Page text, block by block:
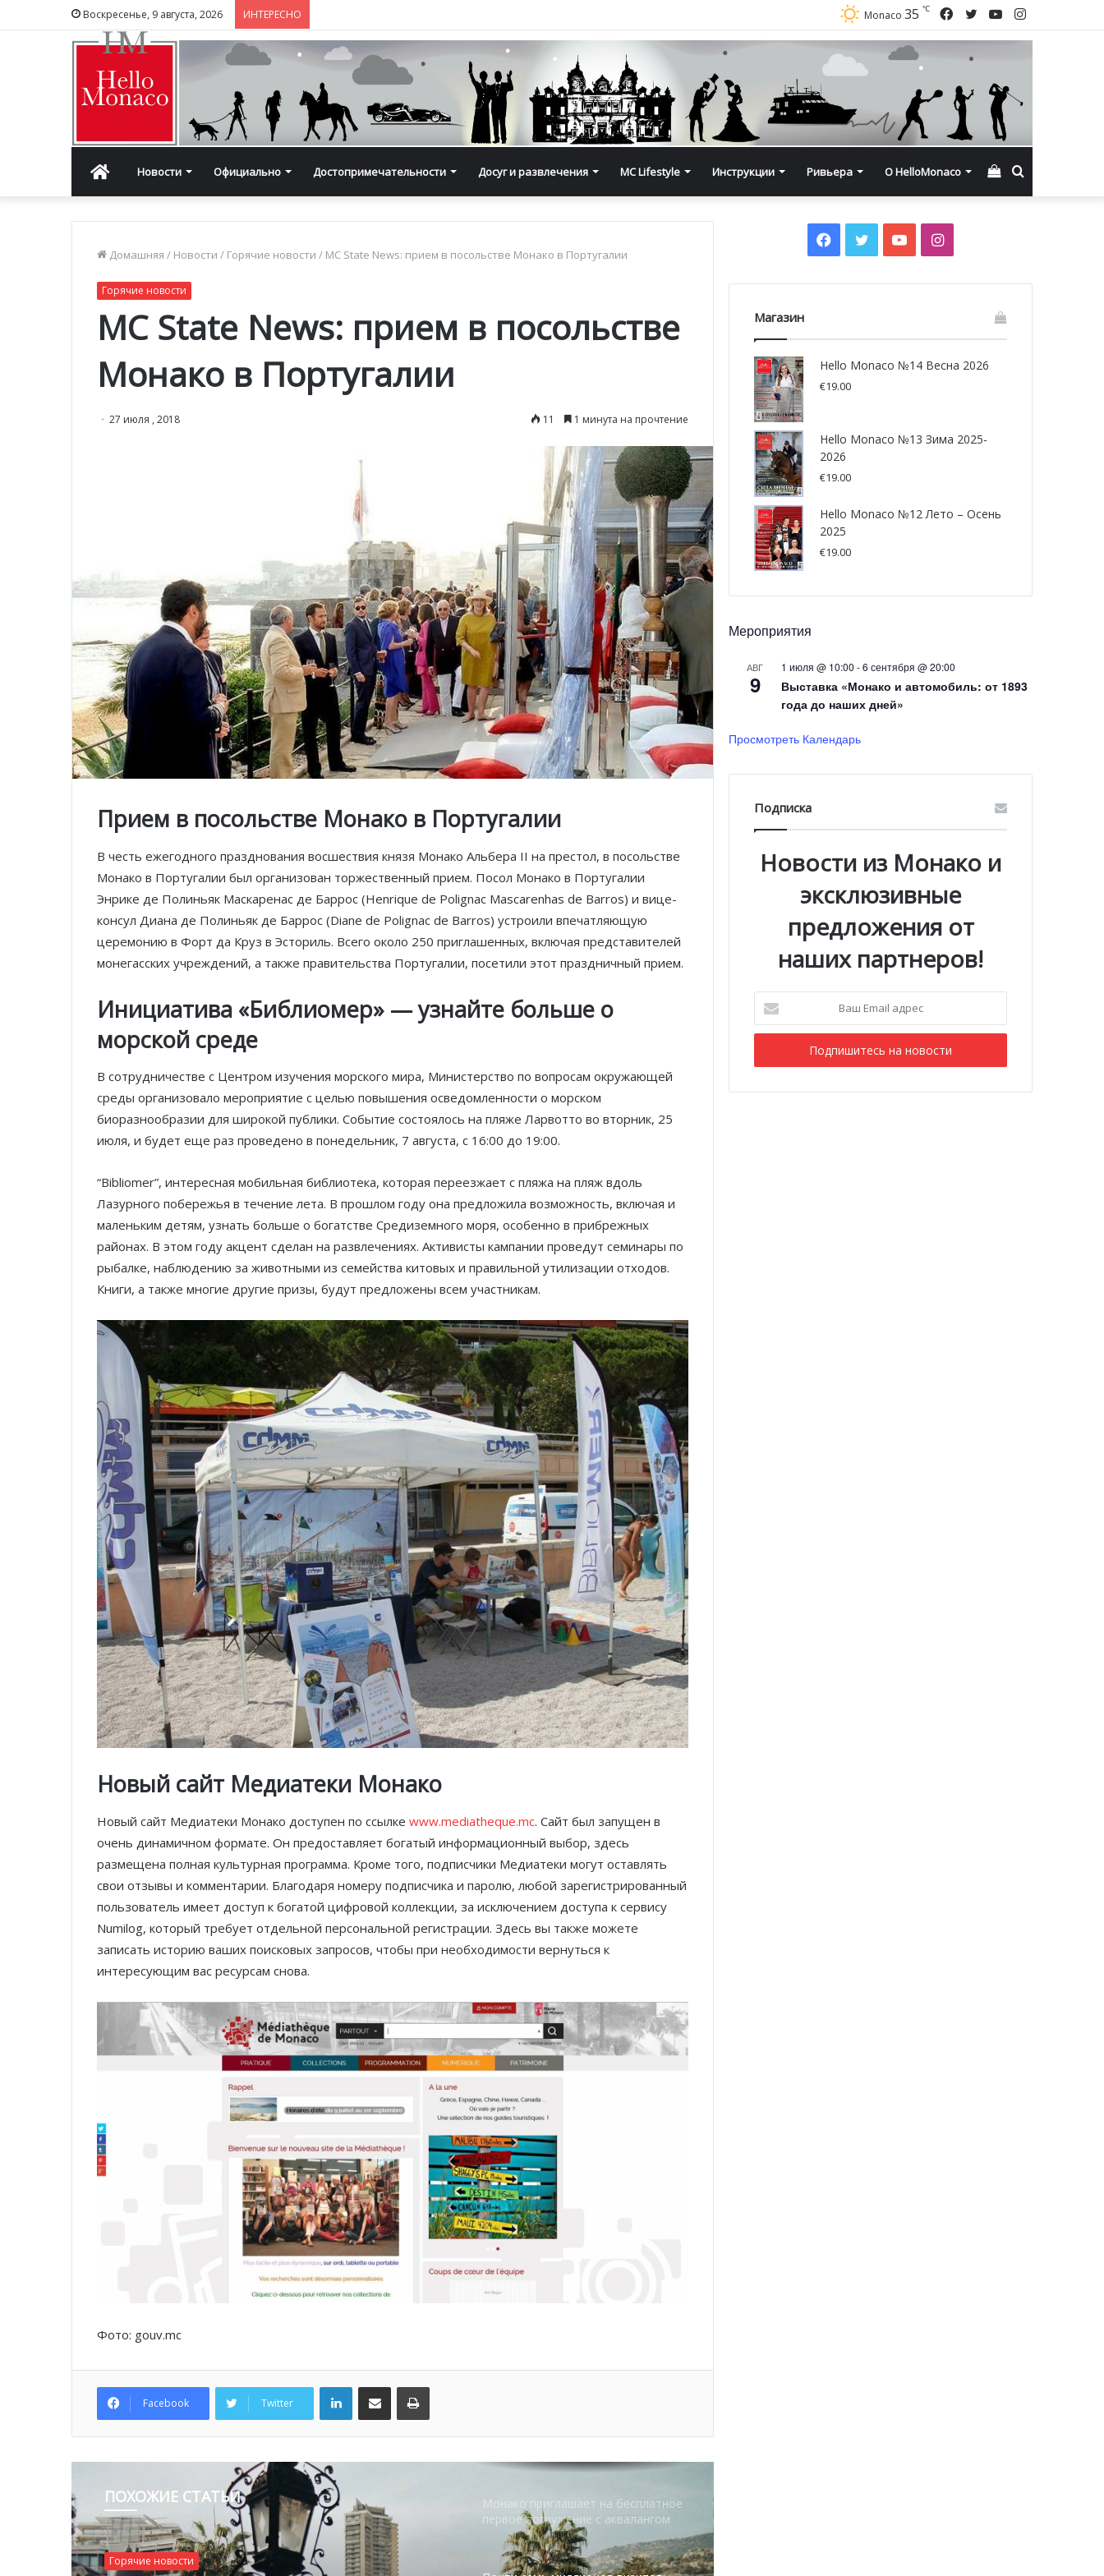
Воскресенье, 9 августа, 2026 ИНТЕРЕСНО Instagram
YouTube
Twitter
Facebook
Monaco 35 ℃
ГлавнаяНовости Официально Достопримечательности Досуг и развлечения MC Lifestyle Инструкции Ривьера О HelloMonaco Смотреть
Домашняя / Новости / Горячие новости / MC State News: прием в посольстве Монако в Португалии
Горячие новости
MC State News: прием в посольстве
Монако в Португалии
27 июля , 2018 11 1 минута на прочтение
Прием в посольстве Монако в Португалии
В честь ежегодного празднования восшествия князя Монако Альбера II на престол, в посольстве
Монако в Португалии был организован торжественный прием. Посол Монако в Португалии
Энрике де Полиньяк Маскаренас де Баррос (Henrique de Polignac Mascarenhas de Barros) и вице-
консул Диана де Полиньяк де Баррос (Diane de Polignac de Barros) устроили впечатляющую
церемонию в Форт да Круз в Эсториль. Всего около 250 приглашенных, включая представителей
монегасских учреждений, а также правительства Португалии, посетили этот праздничный прием.
Инициатива «Библиомер» — узнайте больше о
морской среде
В сотрудничестве с Центром изучения морского мира, Министерство по вопросам окружающей
среды организовало мероприятие с целью повышения осведомленности о морском
биоразнообразии для широкой публики. Событие состоялось на пляже Ларвотто во вторник, 25
июля, и будет еще раз проведено в понедельник, 7 августа, с 16:00 до 19:00.
“Bibliomer”, интересная мобильная библиотека, которая переезжает с пляжа на пляж вдоль
Лазурного побережья в течение лета. В прошлом году она предложила возможность, включая и
маленьким детям, узнать больше о богатстве Средиземного моря, особенно в прибрежных
районах. В этом году акцент сделан на развлечениях. Активисты кампании проведут семинары по
рыбалке, наблюдению за животными из семейства китовых и правильной утилизации отходов.
Книги, а также многие другие призы, будут предложены всем участникам.
Новый сайт Медиатеки Монако
Новый сайт Медиатеки Монако доступен по ссылке www.mediatheque.mc. Сайт был запущен в
очень динамичном формате. Он предоставляет богатый информационный выбор, здесь
размещена полная культурная программа. Кроме того, подписчики Медиатеки могут оставлять
свои отзывы и комментарии. Благодаря номеру подписчика и паролю, любой зарегистрированный
пользователь имеет доступ к богатой цифровой коллекции, за исключением доступа к сервису
Numilog, который требует отдельной персональной регистрации. Здесь вы также можете
записать историю ваших поисковых запросов, чтобы при необходимости вернуться к
интересующим вас ресурсам снова.
Фото: gouv.mc
Facebook Twitter
LinkedInПоделиться по электронной почте Распечатать
ПОХОЖИЕ СТАТЬИ
Горячие новости
Благотворительный забег в Монако
помог детям на пяти континентах
Монако подсчитывает
экономическую ценность Гран-при
Формулы-1
Отели Монако стали главным
драйвером роста индустрии
гостеприимства
Князь Альбер II и Принцесса
Шарлен посетили 77-й Бал
Ferrari набирает скорость перед
Почти семь миллионов визитов:
Монако раскрыло туристическую
статистику
Facebook
TwitterYouTubeInstagram
Магазин
Hello Monaco №14 Весна 2026
€19.00
Hello Monaco №13 Зима 2025-
2026
€19.00
Hello Monaco №12 Лето – Осень
2025
€19.00
Мероприятия
АВГ
9
1 июля @ 10:00 -6 сентября @ 20:00
Выставка «Монако и автомобиль: от 1893
года до наших дней»
Просмотреть Календарь
Подписка
Новости из Монако и
эксклюзивные
предложения от
наших партнеров!
Email
адрес